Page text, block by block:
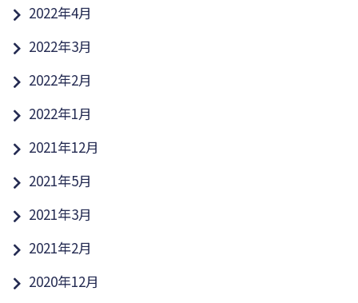
2022年4月
2022年3月
2022年2月
2022年1月
2021年12月
2021年5月
2021年3月
2021年2月
2020年12月